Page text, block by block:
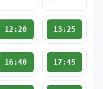
12:20 13:25
16:40 17:45